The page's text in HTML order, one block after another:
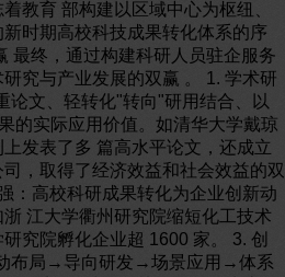
教育 部构建以区域中心为枢纽、
时期高校科技成果转化体系的序
最终，通过构建科研人员驻企服务
究与产业发展的双赢 。 1. 学术研
论文、轻转化"转向"研用结合、以
的实际应用价值。如清华大学戴琼
发表了多 篇高水平论文，还成立
，取得了经济效益和社会效益的双
：高校科研成果转化为企业创新动
江大学衢州研究院缩短化工技术
究院孵化企业超 1600 家。 3. 创
布局→导向研发→场景应用→体系